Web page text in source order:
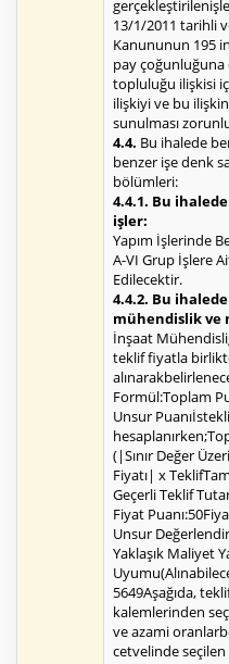
13/1/2011 tarihli
Kanununun 195
pay
topluluğu ilişkisi
ilişkiyi ve bu
sunulması
4.4. Bu ihalede
benzer işe denk
bölümleri:
4.4.1. Bu
işler:
Yapım İşlerinde
A-VI Grup İşlere
Edilecektir.
4.4.2. Bu
mühendislik ve
İnşaat
teklif fiyatla
Formül:Toplam
Unsur
(|Sınır Değer
Fiyatı| x
Geçerli Teklif
Fiyat
Unsur
Yaklaşık Maliyet
5649Aşağıda,
kalemlerinden
ve azami
cetvelinde